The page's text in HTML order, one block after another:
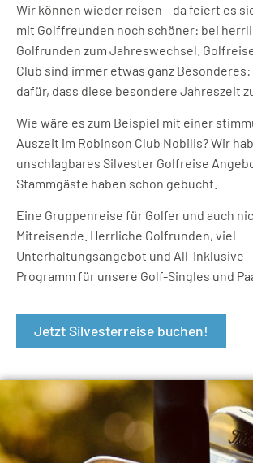
Wir können wieder reisen – da feiert es
mit Golffreunden noch schöner: bei
Golfrunden zum Jahreswechsel.
Club sind immer etwas ganz
dafür, dass diese besondere Jahreszeit
Wie wäre es zum Beispiel mit einer
Auszeit im Robinson Club Nobilis? Wir
unschlagbares Silvester Golfreise
Stammgäste haben schon gebucht.
Eine Gruppenreise für Golfer und auch
Mitreisende. Herrliche Golfrunden, viel
Unterhaltungsangebot und All-Inklusive
Programm für unsere Golf-Singles und
Jetzt Silvesterreise buchen!